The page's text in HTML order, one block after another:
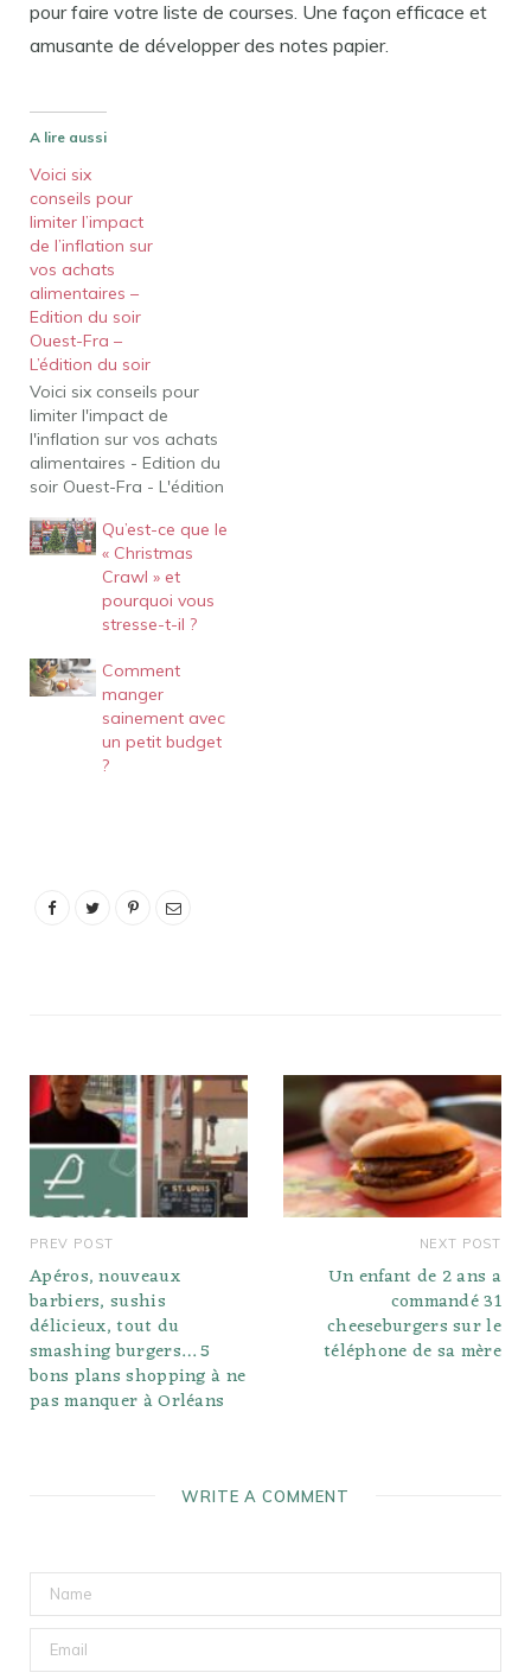
pour faire votre liste de courses. Une façon efficace et
amusante de développer des notes papier.
A lire aussi
Voici six
conseils pour
limiter l’impact
de l’inflation sur
vos achats
alimentaires –
Edition du soir
Ouest-Fra –
L’édition du soir
Voici six conseils pour
limiter l'impact de
l'inflation sur vos achats
alimentaires - Edition du
soir Ouest-Fra - L'édition
pour limiter l'impact de
l'inflation sur vos achats
alimentaires - Edition du
soir Ouest-Fra Édition du
soirNos conseils pour
Issoire (Puy-de-Dôme)
MontagneInflation…
Qu’est-ce que le
« Christmas
Crawl » et
pourquoi vous
stresse-t-il ?
Comment
manger
sainement avec
un petit budget
?
PREV POST
Apéros, nouveaux
barbiers, sushis
délicieux, tout du
smashing burgers… 5
bons plans shopping à ne
pas manquer à Orléans
NEXT POST
Un enfant de 2 ans a
commandé 31
cheeseburgers sur le
téléphone de sa mère
WRITE A COMMENT